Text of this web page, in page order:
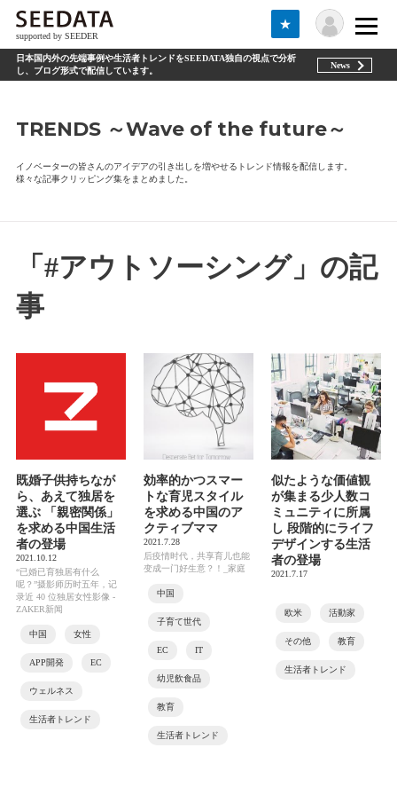
supported by SEEDER
★
日本国内外の先端事例や生活者トレンドをSEEDATA独自の視点で分析
し、ブログ形式で配信しています。
News
TRENDS ～Wave of the future～
イノベーターの皆さんのアイデアの引き出しを増やせるトレンド情報を配信します。
様々な記事クリッピング集をまとめました。
「#アウトソーシング」の記
事
既婚子供持ちなが
ら、あえて独居を
選ぶ 「親密関係」
を求める中国生活
者の登場
2021.10.12
“已婚已育独居有什么
呢？”摄影师历时五年，记
录近 40 位独居女性影像 -
ZAKER新闻
中国 女性
APP開発 EC
ウェルネス
生活者トレンド
効率的かつスマー
トな育児スタイル
を求める中国のア
クティブママ
2021.7.28
后疫情时代，共享育儿也能
变成一门好生意？！_家庭
中国
子育て世代
EC IT
幼児飲食品
教育
生活者トレンド
似たような価値観
が集まる少人数コ
ミュニティに所属
し 段階的にライフ
デザインする生活
者の登場
2021.7.17
欧米 活動家
その他 教育
生活者トレンド